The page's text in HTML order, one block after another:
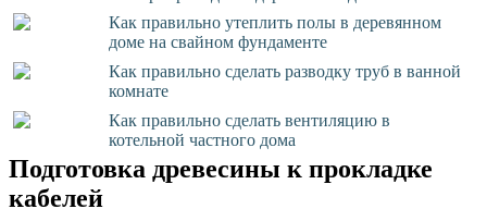
Как правильно утеплить полы в деревянном
доме на свайном фундаменте
Как правильно сделать разводку труб в ванной
комнате
Как правильно сделать вентиляцию в
котельной частного дома
Подготовка древесины к прокладке
кабелей